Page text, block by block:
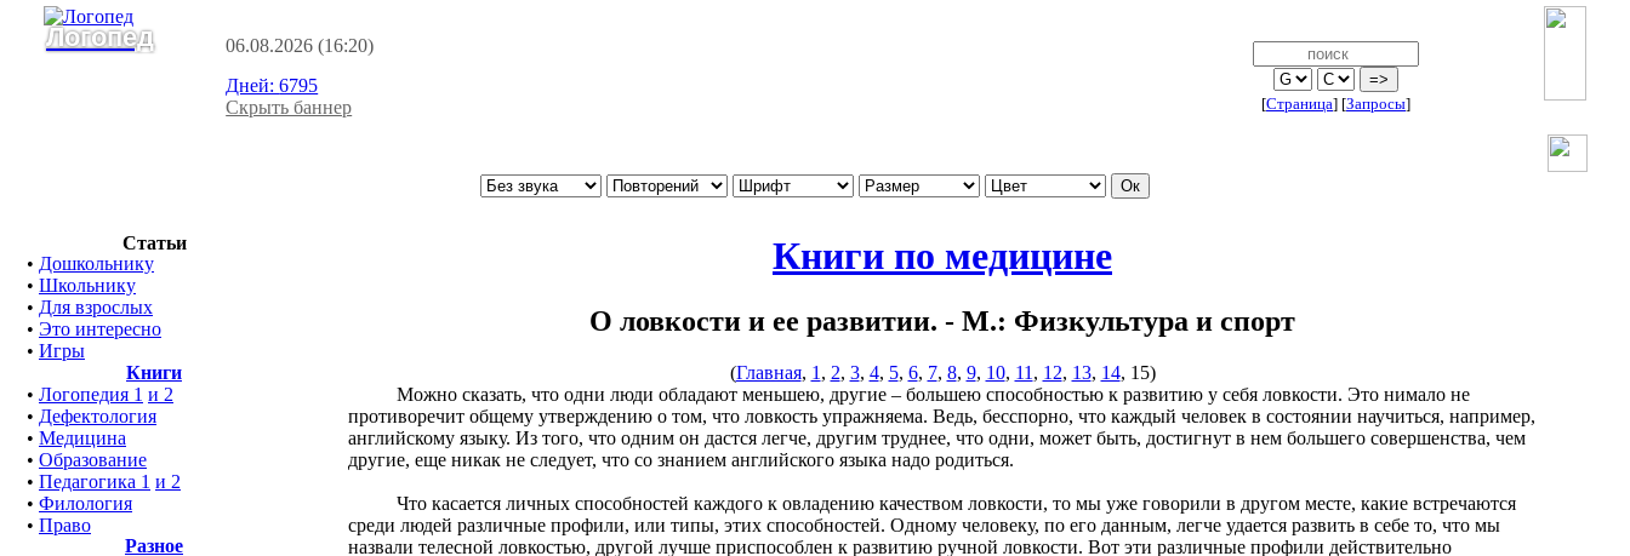
Логопед 06.08.2026(16:20)
Дней:6795
Скрыть баннер
[Страница] [Запросы]
Статьи
• Дошкольнику
• Школьнику
• Для взрослых
• Это интересно
• Игры
Книги
• Логопедия 1 и 2
• Дефектология
• Медицина
• Образование
• Педагогика 1 и 2
• Филология
• Право
Разное
Книги по медицине
О ловкости и ее развитии. - М.: Физкультура и спорт
(Главная, 1 , 2, 3, 4, 5, 6, 7, 8, 9, 10, 11 , 12, 13, 14, 15)
Можно сказать, что одни люди обладают меньшею, другие – большею способностью к развитию у себя ловкости. Это нимало не
противоречит общему утверждению о том, что ловкость упражняема. Ведь, бесспорно, что каждый человек в состоянии научиться, например,
английскому языку. Из того, что одним он дастся легче, другим труднее, что одни, может быть, достигнут в нем большего совершенства, чем
другие, еще никак не следует, что со знанием английского языка надо родиться.
Что касается личных способностей каждого к овладению качеством ловкости, то мы уже говорили в другом месте, какие встречаются
среди людей различные профили, или типы, этих способностей. Одному человеку, по его данным, легче удается развить в себе то, что мы
назвали телесной ловкостью, другой лучше приспособлен к развитию ручной ловкости. Вот эти различные профили действительно